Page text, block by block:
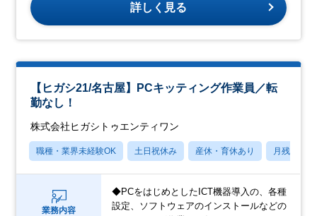
詳しく見る
【ヒガシ21/名古屋】PCキッティング作業員／転
勤なし！
株式会社ヒガシトゥエンティワン
職種・業界未経験OK 土日祝休み 産休・育休あり 月残業20
業務内容
◆PCをはじめとしたICT機器導入の、各種
設定、ソフトウェアのインストールなどの